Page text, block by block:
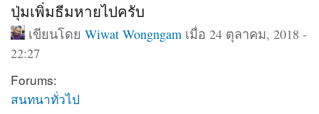
ปุ่มเพิ่มธีมหายไปครับ
เขียนโดย Wiwat Wongngam เมื่อ 24 ตุลาคม, 2018 -
22:27
Forums:
สนทนาทั่วไป